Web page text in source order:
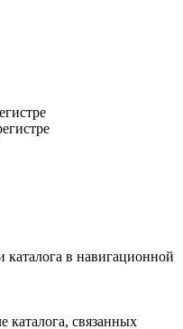
в навигационной
каталога, связанных